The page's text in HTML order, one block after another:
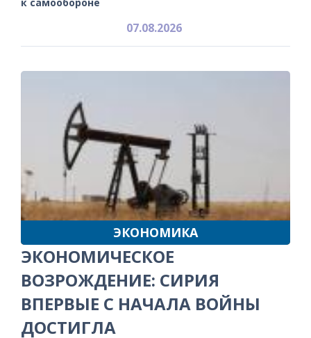
07.08.2026
ЭКОНОМИКА
ЭКОНОМИЧЕСКОЕ
ВОЗРОЖДЕНИЕ: СИРИЯ
ВПЕРВЫЕ С НАЧАЛА ВОЙНЫ
ДОСТИГЛА